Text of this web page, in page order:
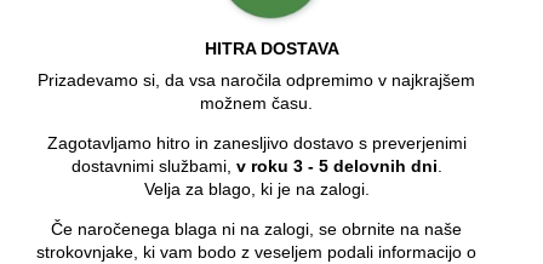
HITRA DOSTAVA
Prizadevamo si, da vsa naročila odpremimo v najkrajšem
možnem času.
Zagotavljamo hitro in zanesljivo dostavo s preverjenimi
dostavnimi službami, v roku 3 - 5 delovnih dni
Velja za blago, ki je na zalogi.
Če naročenega blaga ni na zalogi, se obrnite na naše
strokovnjake, ki vam bodo z veseljem podali informacijo o